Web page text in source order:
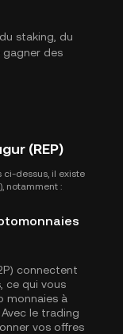
staking, du
des
(REP)
ci-dessus, il existe
notamment :
connectent
ce qui vous
monnaies à
le trading
vos offres